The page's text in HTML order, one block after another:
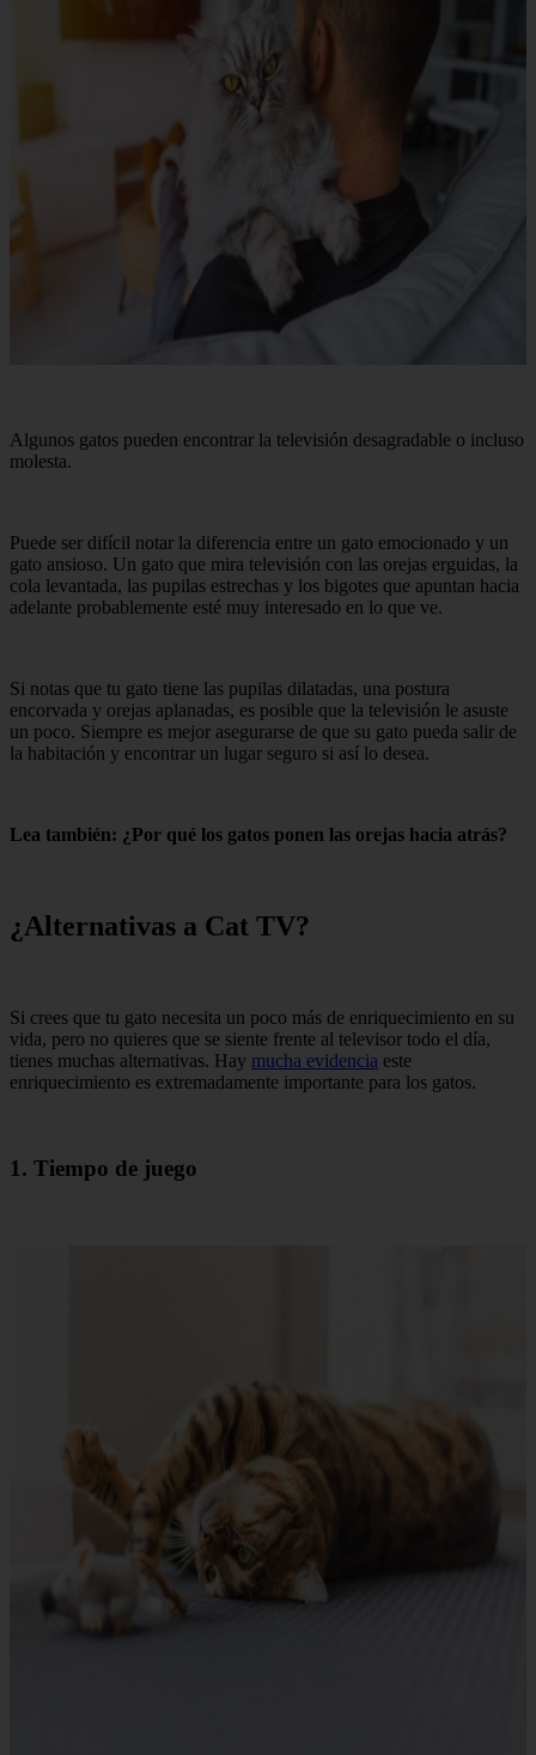
Algunos gatos pueden encontrar la televisión desagradable o incluso
molesta.
Puede ser difícil notar la diferencia entre un gato emocionado y un
gato ansioso. Un gato que mira televisión con las orejas erguidas, la
cola levantada, las pupilas estrechas y los bigotes que apuntan hacia
adelante probablemente esté muy interesado en lo que ve.
Si notas que tu gato tiene las pupilas dilatadas, una postura
encorvada y orejas aplanadas, es posible que la televisión le asuste
un poco. Siempre es mejor asegurarse de que su gato pueda salir de
la habitación y encontrar un lugar seguro si así lo desea.
Lea también: ¿Por qué los gatos ponen las orejas hacia atrás?
¿Alternativas a Cat TV?
Si crees que tu gato necesita un poco más de enriquecimiento en su
vida, pero no quieres que se siente frente al televisor todo el día,
tienes muchas alternativas. Hay mucha evidencia este
enriquecimiento es extremadamente importante para los gatos.
1. Tiempo de juego